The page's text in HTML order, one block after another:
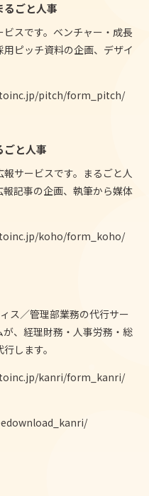
ごと人事
スです。ベンチャー・成長
ピッチ資料の企画、デザイ
pitch/form_pitch/
と人事
サービスです。まるごと人
記事の企画、執筆から媒体
koho/form_koho/
ス／管理部業務の代行サー
、経理財務・人事労務・総
します。
kanri/form_kanri/